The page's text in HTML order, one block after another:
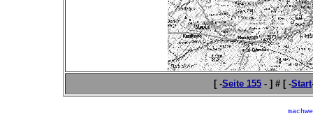
[ -Seite 155 - ] # [ -Start